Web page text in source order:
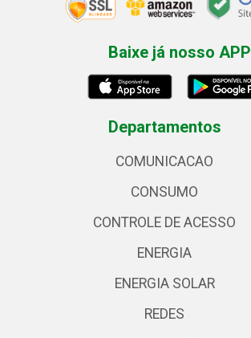
Baixe já nosso APP
Departamentos
COMUNICACAO
CONSUMO
CONTROLE DE ACESSO
ENERGIA
ENERGIA SOLAR
REDES